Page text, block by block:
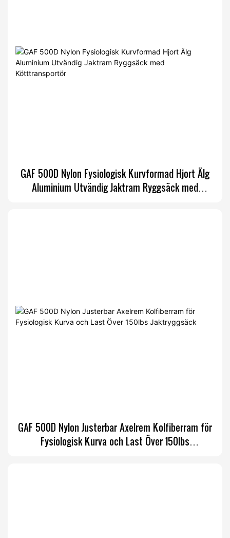
GAF 500D Nylon Fysiologisk Kurvformad Hjort Älg
Aluminium Utvändig Jaktram Ryggsäck med
GAF 500D Nylon Justerbar Axelrem Kolfiberram för
Fysiologisk Kurva och Last Över 150lbs